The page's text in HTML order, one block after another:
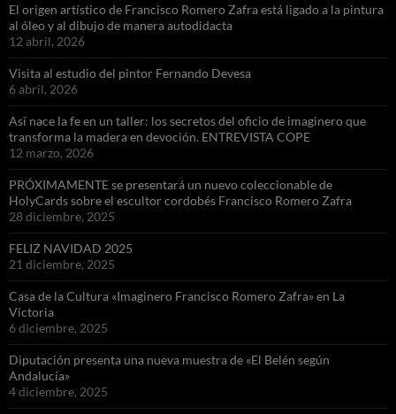
El origen artístico de Francisco Romero Zafra está ligado a la pintura
al óleo y al dibujo de manera autodidacta
12 abril, 2026
Visita al estudio del pintor Fernando Devesa
6 abril, 2026
Así nace la fe en un taller: los secretos del oficio de imaginero que
transforma la madera en devoción. ENTREVISTA COPE
12 marzo, 2026
PRÓXIMAMENTE se presentará un nuevo coleccionable de
HolyCards sobre el escultor cordobés Francisco Romero Zafra
28 diciembre, 2025
FELIZ NAVIDAD 2025
21 diciembre, 2025
Casa de la Cultura «Imaginero Francisco Romero Zafra» en La
Victoria
6 diciembre, 2025
Diputación presenta una nueva muestra de «El Belén según
Andalucía»
4 diciembre, 2025